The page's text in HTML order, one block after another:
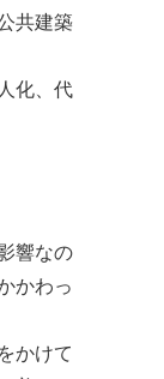
共建築
化、代
響なの
かわっ
かけて